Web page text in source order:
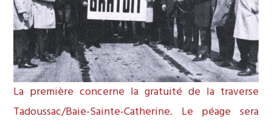
La première concerne la gratuité de la traverse
Tadoussac/Baie-Sainte-Catherine. Le péage sera